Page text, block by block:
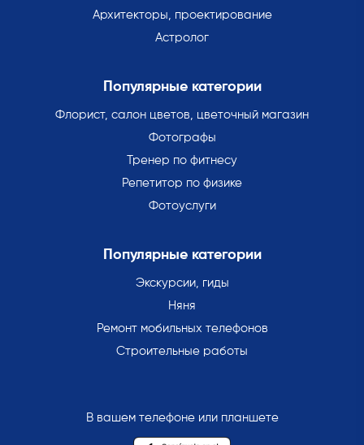
Архитекторы, проектирование
Астролог
Популярные категории
Флорист, салон цветов, цветочный магазин
Фотографы
Тренер по фитнесу
Репетитор по физике
Фотоуслуги
Популярные категории
Экскурсии, гиды
Няня
Ремонт мобильных телефонов
Строительные работы
В вашем телефоне или планшете